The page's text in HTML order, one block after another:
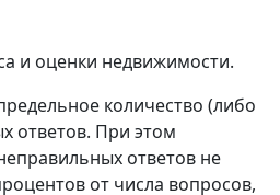
и оценки недвижимости.
количество (либо
ответов. При этом
ответов не
от числа вопросов,